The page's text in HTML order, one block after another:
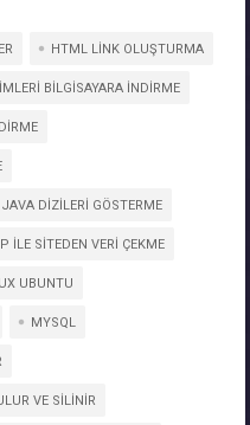
HTML LINK OLUŞTURMA
BILGISAYARA INDIRME
JAVA DIZILERI GÖSTERME
İLE SİTEDEN VERİ ÇEKME
UBUNTU
MYSQL
VE SILINIR